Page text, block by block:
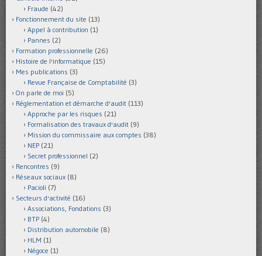
Fraude (42)
Fonctionnement du site (13)
Appel à contribution (1)
Pannes (2)
Formation professionnelle (26)
Histoire de l'informatique (15)
Mes publications (3)
Revue Française de Comptabilité (3)
On parle de moi (5)
Réglementation et démarche d'audit (113)
Approche par les risques (21)
Formalisation des travaux d'audit (9)
Mission du commissaire aux comptes (38)
NEP (21)
Secret professionnel (2)
Rencontres (9)
Réseaux sociaux (8)
Pacioli (7)
Secteurs d'activité (16)
Associations, Fondations (3)
BTP (4)
Distribution automobile (8)
HLM (1)
Négoce (1)